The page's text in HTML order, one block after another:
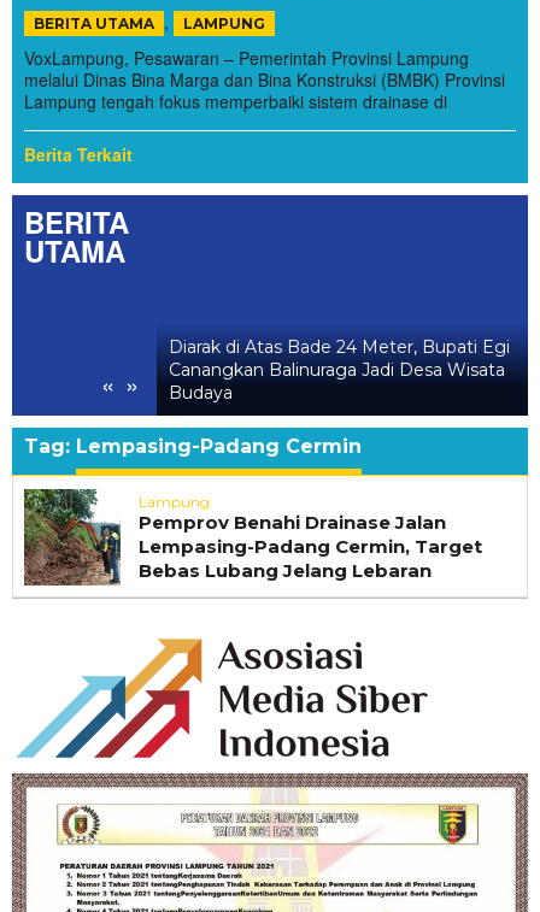
BERITA UTAMA , LAMPUNG
VoxLampung, Pesawaran – Pemerintah Provinsi Lampung
melalui Dinas Bina Marga dan Bina Konstruksi (BMBK) Provinsi
Lampung tengah fokus memperbaiki sistem drainase di
Berita Terkait
BERITA
UTAMA
« »
Diarak di Atas Bade 24 Meter, Bupati Egi
Canangkan Balinuraga Jadi Desa Wisata
Budaya
Tag: Lempasing-Padang Cermin
Lampung
Pemprov Benahi Drainase Jalan
Lempasing-Padang Cermin, Target
Bebas Lubang Jelang Lebaran